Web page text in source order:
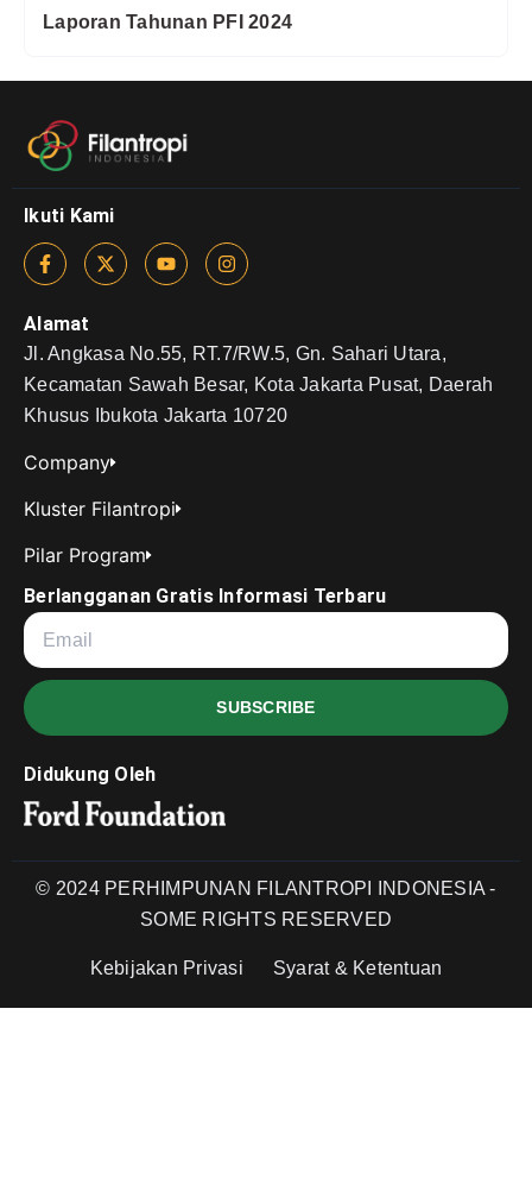
Laporan Tahunan PFI 2024
Ikuti Kami
Alamat
Jl. Angkasa No.55, RT.7/RW.5, Gn. Sahari Utara,
Kecamatan Sawah Besar, Kota Jakarta Pusat, Daerah
Khusus Ibukota Jakarta 10720
Company
Kluster Filantropi
Pilar Program
Berlangganan Gratis Informasi Terbaru
SUBSCRIBE
Didukung Oleh
© 2024 PERHIMPUNAN FILANTROPI INDONESIA -
SOME RIGHTS RESERVED
Kebijakan Privasi Syarat & Ketentuan